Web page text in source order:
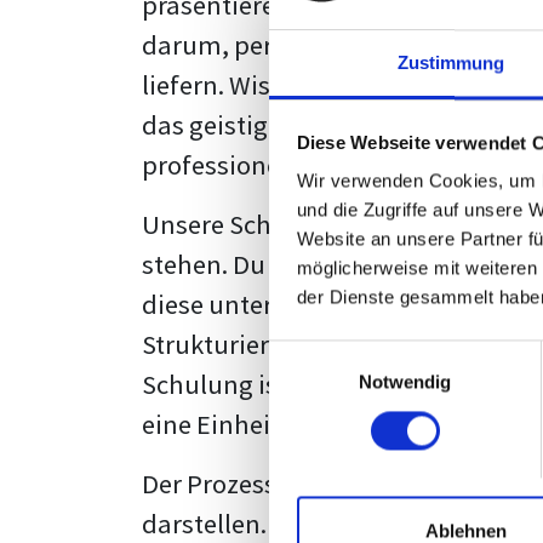
Zustimmung
Diese Webseite verwendet
Wir verwenden Cookies,
und die Zugriffe auf unsere
Website an unsere Partner
möglicherweise mit
der Dienste gesammelt
Notwendig
Ablehnen
darum, persönliche Meinungen
liefern. Wissenschaftliche Texte,
das geistige Eigentum des
professionell zu kommunizieren.
Unsere Schulung wurde mit Blick
stehen. Du wirst nicht nur
diese unter Zuhilfenahme von
Strukturierung ist ebenso
Schulung ist so konzipiert, dass
eine Einheitslösung zu bieten.
Der Prozess des
darstellen. Jedoch, ausgestattet